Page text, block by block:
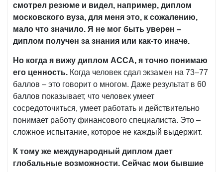
смотрел резюме и видел, например, диплом
московского вуза, для меня это, к сожалению,
мало что значило. Я не мог быть уверен –
диплом получен за знания или как-то иначе.
Но когда я вижу диплом ACCA, я точно понимаю
его ценность. Когда человек сдал экзамен на 73–77
баллов – это говорит о многом. Даже результат в 60
баллов показывает, что человек умеет
сосредоточиться, умеет работать и действительно
понимает работу финансового специалиста. Это –
сложное испытание, которое не каждый выдержит.
К тому же международный диплом дает
глобальные возможности. Сейчас мои бывшие